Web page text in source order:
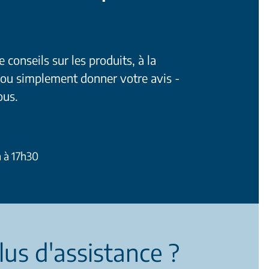
conseils sur les produits, à la
simplement donner votre avis -
17h30
d'assistance ?